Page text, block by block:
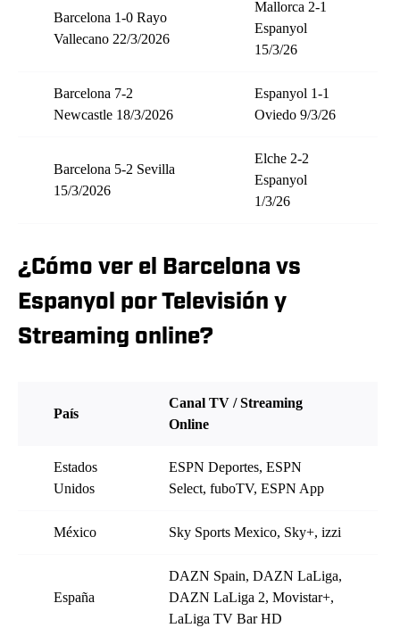
Barcelona 1-0 Rayo
Vallecano 22/3/2026
Mallorca 2-1
Espanyol
15/3/26
Barcelona 7-2
Newcastle 18/3/2026
Espanyol 1-1
Oviedo 9/3/26
Barcelona 5-2 Sevilla
15/3/2026
Elche 2-2
Espanyol
1/3/26
¿Cómo ver el Barcelona vs
Espanyol por Televisión y
Streaming online?
País
Canal TV / Streaming
Online
Estados
Unidos
ESPN Deportes, ESPN
Select, fuboTV, ESPN App
México Sky Sports Mexico, Sky+, izzi
España
DAZN Spain, DAZN LaLiga,
DAZN LaLiga 2, Movistar+,
LaLiga TV Bar HD